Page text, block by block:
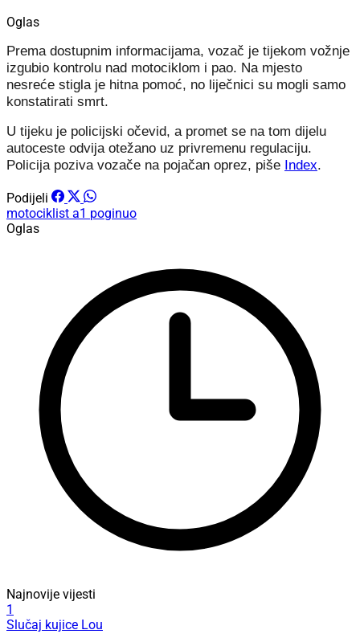
Oglas
Prema dostupnim informacijama, vozač je tijekom vožnje
izgubio kontrolu nad motociklom i pao. Na mjesto
nesreće stigla je hitna pomoć, no liječnici su mogli samo
konstatirati smrt.
U tijeku je policijski očevid, a promet se na tom dijelu
autoceste odvija otežano uz privremenu regulaciju.
Policija poziva vozače na pojačan oprez, piše Index.
Podijeli
motociklist a1 poginuo
Oglas
Najnovije vijesti
1
Slučaj kujice Lou